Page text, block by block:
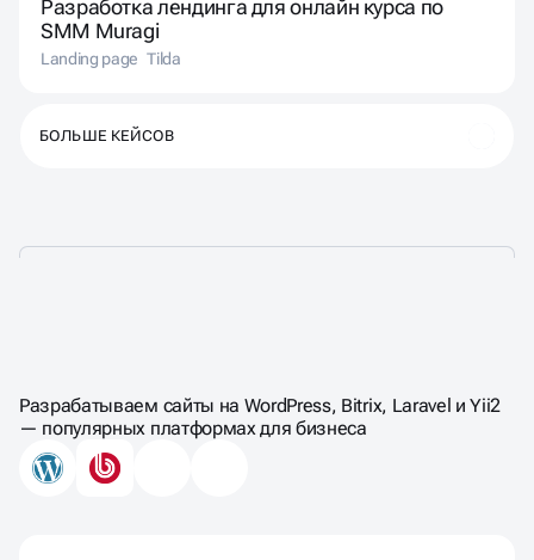
Разработка лендинга для онлайн курса по
SMM Muragi
Landing page Tilda
БОЛЬШЕ КЕЙСОВ
САЙТА НА TILDA
Разрабатываем сайты на WordPress, Bitrix, Laravel и Yii2
— популярных платформах для бизнеса